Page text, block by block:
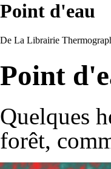
Point d'eau
De La Librairie
Point
Quelques
forêt,